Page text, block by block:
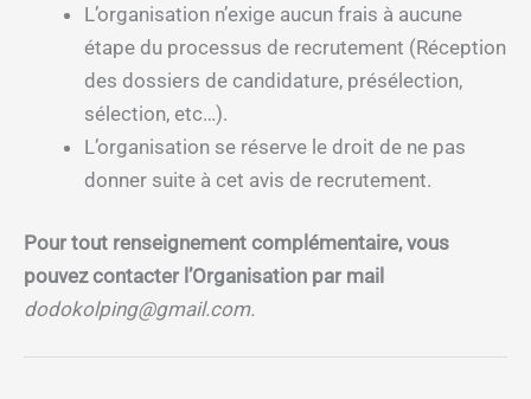
L’organisation n’exige aucun frais à aucune
étape du processus de recrutement (Réception
des dossiers de candidature, présélection,
sélection, etc…).
L’organisation se réserve le droit de ne pas
donner suite à cet avis de recrutement.
Pour tout renseignement complémentaire, vous
pouvez contacter l’Organisation par mail
dodokolping@gmail.com.